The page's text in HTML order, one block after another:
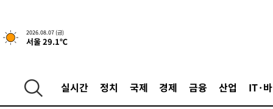
2026.08.07 (금)
서울 29.1℃
실시간 정치 국제 경제 금융 산업 IT·
-29735초 전 >
[속보] 뉴욕증시, 일제 하락 마감…나스닥 0.06%↓